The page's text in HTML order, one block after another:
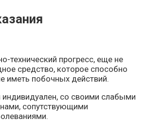
технический прогресс, еще не
средство, которое способно
иметь побочных действий.
со своими слабыми
сопутствующими